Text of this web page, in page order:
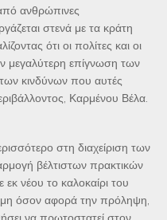
ανθρώπινες
στενά με τα κράτη
ότι οι πολίτες και οι
μεγαλύτερη επίγνωση των
κινδύνων που αυτές
Καρμένου Βέλα.
στη διαχείριση των
βέλτιστων πρακτικών
νέου το καλοκαίρι του
όσον αφορά την πρόληψη,